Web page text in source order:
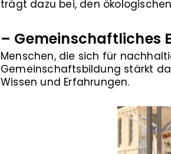
trägt dazu bei, den
– Gemeinschaftliches
Menschen, die sich für
Gemeinschaftsbildung stärkt
Wissen und Erfahrungen.